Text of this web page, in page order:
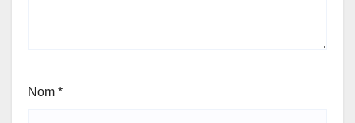
Nom *